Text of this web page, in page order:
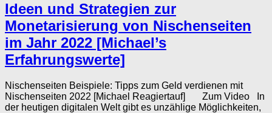
Ideen und Strategien zur
Monetarisierung von Nischenseiten
im Jahr 2022 [Michael’s
Erfahrungswerte]
Nischenseiten Beispiele: Tipps zum Geld verdienen mit
Nischenseiten 2022 [Michael Reagiertauf] Zum Video In
der heutigen digitalen Welt gibt es unzählige Möglichkeiten,